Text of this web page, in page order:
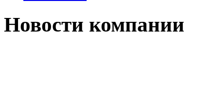
Новости компании